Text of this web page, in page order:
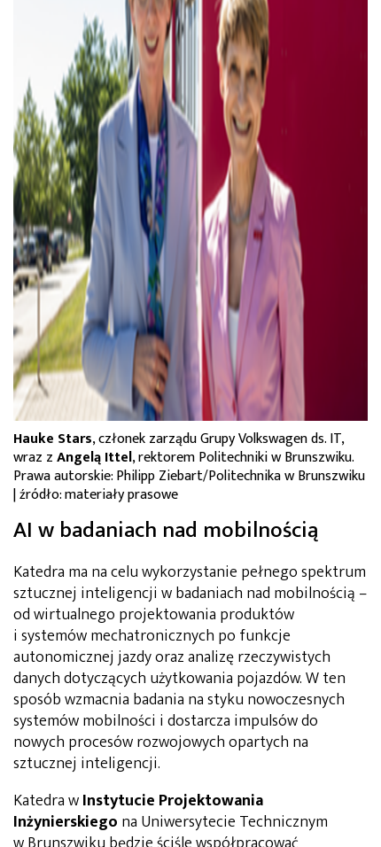
Hauke Stars, członek zarządu Grupy Volkswagen ds. IT,
wraz zAngelą Ittel, rektorem Politechniki w Brunszwiku.
Prawa autorskie: Philipp Ziebart/Politechnika w Brunszwiku
| źródło: materiały prasowe
AI w badaniach nad mobilnością
Katedra ma na celu wykorzystanie pełnego spektrum
sztucznej inteligencji w badaniach nad mobilnością –
od wirtualnego projektowania produktów
i systemów mechatronicznych po funkcje
autonomicznej jazdy oraz analizę rzeczywistych
danych dotyczących użytkowania pojazdów. W ten
sposób wzmacnia badania na styku nowoczesnych
systemów mobilności i dostarcza impulsów do
nowych procesów rozwojowych opartych na
sztucznej inteligencji.
Katedra wInstytucie Projektowania
Inżynierskiego na Uniwersytecie Technicznym